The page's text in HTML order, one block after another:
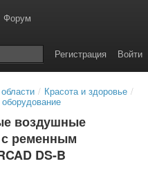
Форум
Войти
Регистрация
/ Красота и здоровье /
воздушные
ременным
DS-B